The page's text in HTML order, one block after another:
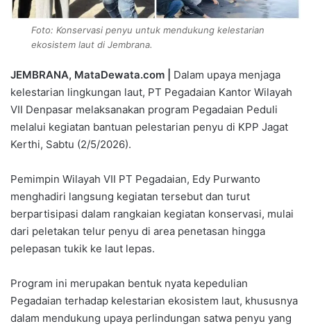
Foto: Konservasi penyu untuk mendukung kelestarian
ekosistem laut di Jembrana.
JEMBRANA, MataDewata.com |
Dalam upaya menjaga
kelestarian lingkungan laut, PT Pegadaian Kantor Wilayah
VII Denpasar melaksanakan program Pegadaian Peduli
melalui kegiatan bantuan pelestarian penyu di KPP Jagat
Kerthi, Sabtu (2/5/2026).
Pemimpin Wilayah VII PT Pegadaian, Edy Purwanto
menghadiri langsung kegiatan tersebut dan turut
berpartisipasi dalam rangkaian kegiatan konservasi, mulai
dari peletakan telur penyu di area penetasan hingga
pelepasan tukik ke laut lepas.
Program ini merupakan bentuk nyata kepedulian
Pegadaian terhadap kelestarian ekosistem laut, khususnya
dalam mendukung upaya perlindungan satwa penyu yang